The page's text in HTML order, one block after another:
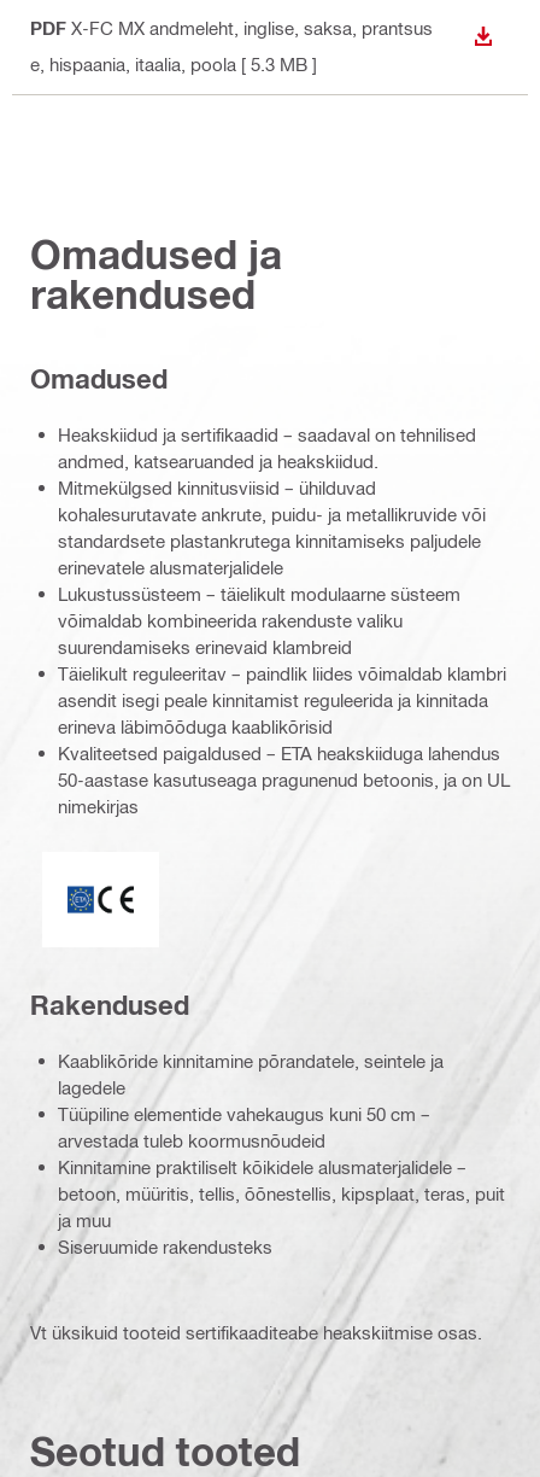
PDF X-FC MX andmeleht , inglise, saksa, prantsus
e, hispaania, itaalia, poola [ 5.3 MB ]
Omadused ja
rakendused
Omadused
Heakskiidud ja sertifikaadid – saadaval on tehnilised
andmed, katsearuanded ja heakskiidud.
Mitmekülgsed kinnitusviisid – ühilduvad
kohalesurutavate ankrute, puidu- ja metallikruvide või
standardsete plastankrutega kinnitamiseks paljudele
erinevatele alusmaterjalidele
Lukustussüsteem – täielikult modulaarne süsteem
võimaldab kombineerida rakenduste valiku
suurendamiseks erinevaid klambreid
Täielikult reguleeritav – paindlik liides võimaldab klambri
asendit isegi peale kinnitamist reguleerida ja kinnitada
erineva läbimõõduga kaablikõrisid
Kvaliteetsed paigaldused – ETA heakskiiduga lahendus
50-aastase kasutuseaga pragunenud betoonis, ja on UL
nimekirjas
Rakendused
Kaablikõride kinnitamine põrandatele, seintele ja
lagedele
Tüüpiline elementide vahekaugus kuni 50 cm –
arvestada tuleb koormusnõudeid
Kinnitamine praktiliselt kõikidele alusmaterjalidele –
betoon, müüritis, tellis, õõnestellis, kipsplaat, teras, puit
ja muu
Siseruumide rakendusteks
Vt üksikuid tooteid sertifikaaditeabe heakskiitmise osas.
Seotud tooted